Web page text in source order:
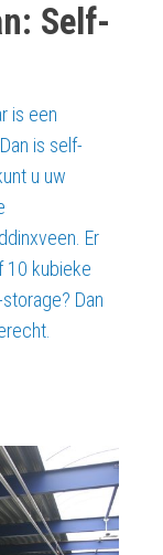
Self-
is een
is self-
u uw
Er
10 kubieke
Dan